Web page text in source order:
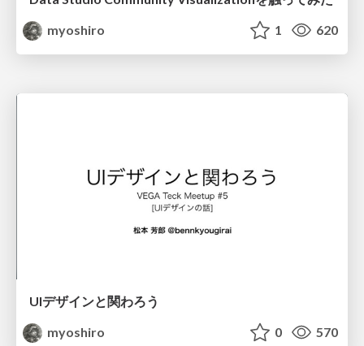
myoshiro
1 620
UIデザインと関わろう
myoshiro
0 570